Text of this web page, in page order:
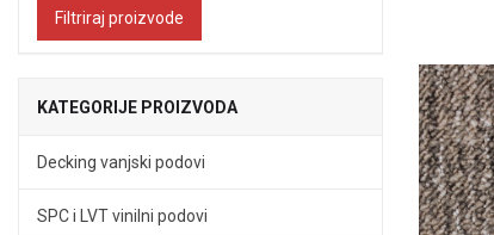
Filtriraj proizvode
KATEGORIJE PROIZVODA
Decking vanjski podovi
SPC i LVT vinilni podovi